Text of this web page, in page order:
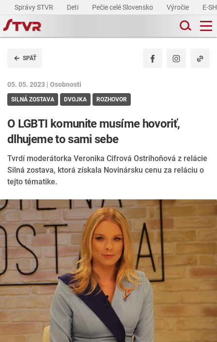
Správy STVR Deti Pečie celé Slovensko Výročie E-
SPÄŤ
05. 05. 2023 | Osobnosti
SILNÁ ZOSTAVA DVOJKA ROZHOVOR
O LGBTI komunite musíme hovoriť,
dlhujeme to sami sebe
Tvrdí moderátorka Veronika Cifrová Ostrihoňová z relácie
Silná zostava, ktorá získala Novinársku cenu za reláciu o
tejto tématike.